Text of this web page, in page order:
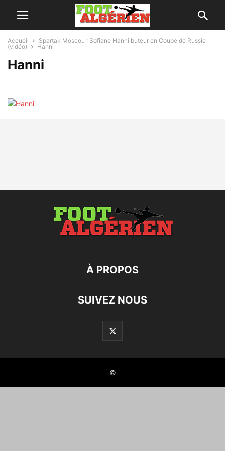
Accueil
Spartak Moscou : Sofiane Hanni buteur en Coupe de Russie
(vidéo)
Hanni
Hanni
À PROPOS
SUIVEZ NOUS
©